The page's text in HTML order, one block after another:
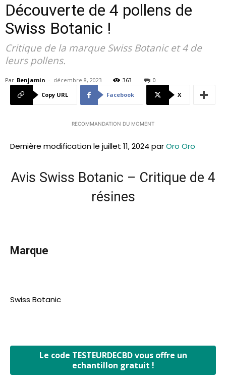
Découverte de 4 pollens de
Swiss Botanic !
Critique de la marque Swiss Botanic et 4 de
leurs pollens.
Par Benjamin - décembre 8, 2023 363
0
Copy URL
Facebook X
RECOMMANDATION DU MOMENT
Dernière modification le juillet 11, 2024 parOro Oro
Avis Swiss Botanic – Critique de 4
résines
Marque
Swiss Botanic
Le code TESTEURDECBD vous offre un
echantillon gratuit !